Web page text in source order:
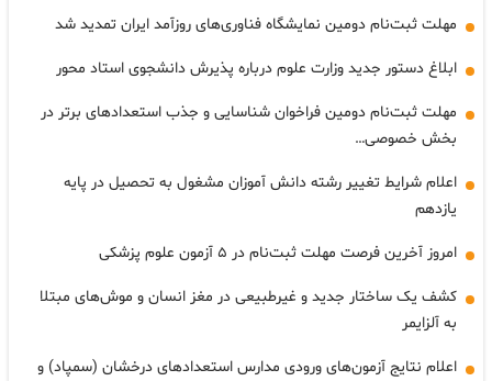
مهلت ثبت‌نام دومین نمایشگاه فناوری‌های روزآمد ایران تمدید شد
ابلاغ دستور جدید وزارت علوم درباره پذیرش دانشجوی استاد محور
مهلت ثبت‌نام دومین فراخوان شناسایی و جذب استعدادهای برتر در
بخش خصوصی…
اعلام شرایط تغییر رشته دانش آموزان مشغول به تحصیل در پایه
یازدهم
امروز آخرین فرصت مهلت ثبت‌نام در ۵ آزمون علوم پزشکی
کشف یک ساختار جدید و غیرطبیعی در مغز انسان و موش‌های مبتلا
به آلزایمر
اعلام نتایج آزمون‌های ورودی مدارس استعدادهای درخشان (سمپاد) و